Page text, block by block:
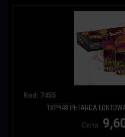
Kod: 7455
TXP948 PETARDA
Cena: